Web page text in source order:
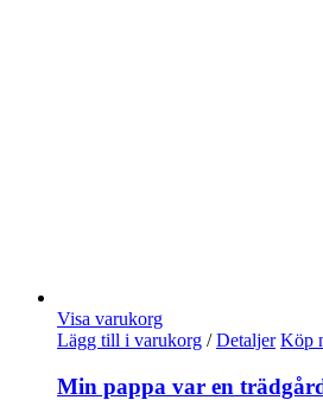
Visa varukorg
Lägg till i varukorg / Detaljer Köp
Min pappa var en